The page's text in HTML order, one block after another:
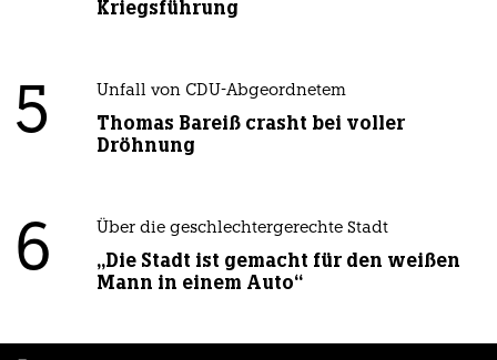
Kriegsführung
5 Unfall von CDU-Abgeordnetem
Thomas Bareiß crasht bei voller
Dröhnung
6 Über die geschlechtergerechte Stadt
„Die Stadt ist gemacht für den weißen
Mann in einem Auto“